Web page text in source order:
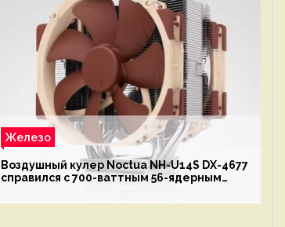
Железо
Воздушный кулер Noctua NH-U14S DX-4677
справился с 700-ваттным 56-ядерным